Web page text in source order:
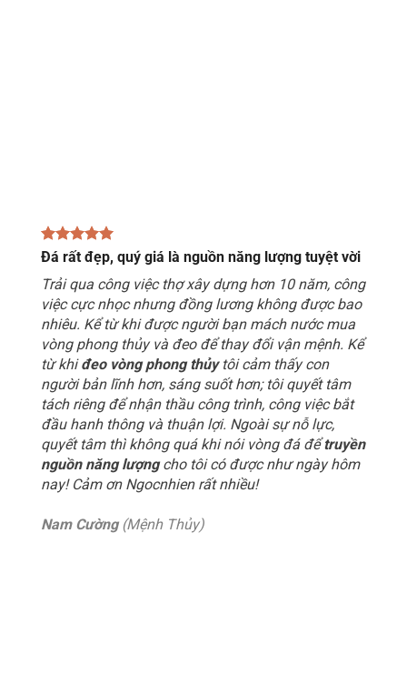
Đá rất đẹp, quý giá là nguồn năng lượng tuyệt vời
Trải qua công việc thợ xây dựng hơn 10 năm, công
việc cực nhọc nhưng đồng lương không được bao
nhiêu. Kể từ khi được người bạn mách nước mua
vòng phong thủy và đeo để thay đổi vận mệnh. Kể
từ khiđeo vòng phong thủytôi cảm thấy con
người bản lĩnh hơn, sáng suốt hơn; tôi quyết tâm
tách riêng để nhận thầu công trình, công việc bắt
đầu hanh thông và thuận lợi. Ngoài sự nỗ lực,
quyết tâm thì không quá khi nói vòng đá đểtruyền
nguồn năng lượngcho tôi có được như ngày hôm
nay! Cảm ơn Ngocnhien rất nhiều!
Nam Cường(Mệnh Thủy)